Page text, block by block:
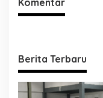
Komentar
Berita Terbaru